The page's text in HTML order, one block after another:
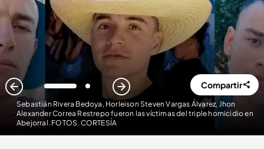
Sebastián Rivera Bedoya, Horleison Steven Vargas Álvarez, Jhon
Alexander Correa Restrepo fueron las víctimas del triple homicidio en
Abejorral. FOTOS. CORTESÍA
1 2 Compartir